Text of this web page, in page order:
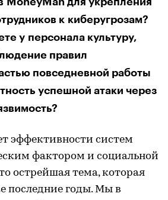
к киберугрозам?
у персонала культуру,
правил
повседневной работы
успешной атаки через
эффективности систем
фактором и социальной
острейшая тема, которая
последние годы. Мы в